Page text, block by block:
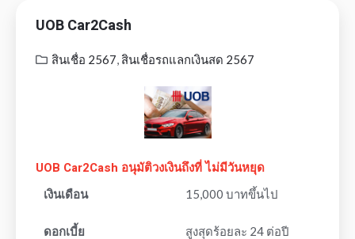
UOB Car2Cash
สินเชื่อ 2567, สินเชื่อรถแลกเงินสด 2567
UOB Car2Cash อนุมัติวงเงินถึงที่ ไม่มีวันหยุด
เงินเดือน 15,000 บาทขึ้นไป
ดอกเบี้ย สูงสุดร้อยละ 24 ต่อปี